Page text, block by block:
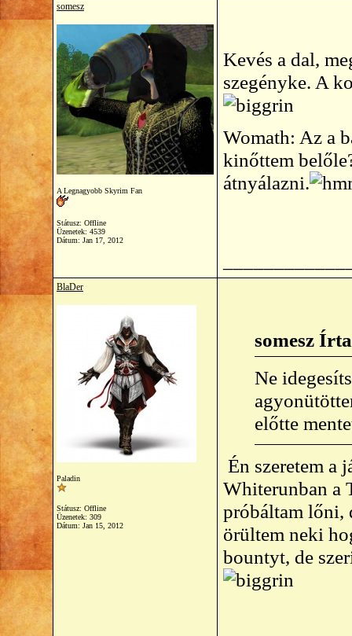
somesz
A Legnagyobb Skyrim Fan
Státusz: Offline
Üzenetek: 4539
Dátum: Jan 17, 2012
Kevés a dal,
szegényke. A
Womath: Az a
kinőttem
átnyálazni.
BlaDer
Paladin
Státusz: Offline
Üzenetek: 309
Dátum: Jan 15, 2012
somesz Írta
Ne
előtte
Én szeretem a
Whiterunban a
próbáltam lőni,
örültem neki
bountyt, de